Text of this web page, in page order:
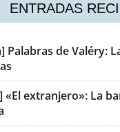
ENTRADAS
Palabras de Valéry:
«El extranjero»: La